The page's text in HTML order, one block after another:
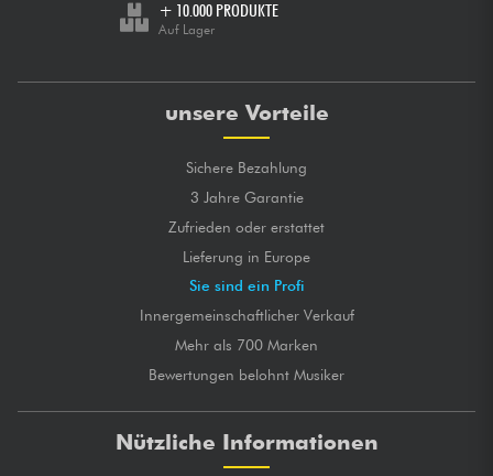
+ 10.000 PRODUKTE
Auf Lager
unsere Vorteile
Sichere Bezahlung
3 Jahre Garantie
Zufrieden oder erstattet
Lieferung in Europe
Sie sind ein Profi
Innergemeinschaftlicher Verkauf
Mehr als 700 Marken
Bewertungen belohnt Musiker
Nützliche Informationen